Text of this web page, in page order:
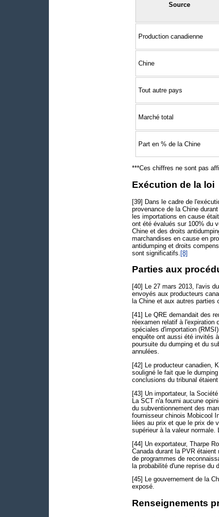
Source
Production canadienne
Chine
Tout autre pays
Marché total
Part en % de la Chine
***Ces chiffres ne sont pas
Exécution de la loi
[39] Dans le cadre de
provenance de la Chine
les importations en cause
ont été évalués sur 100% du
Chine et des droits
marchandises en cause en
antidumping et droits
sont significatifs. [8]
Parties aux
[40] Le 27 mars 2013, l'avis
envoyés aux producteurs
la Chine et aux autres parties
[41] Le QRE demandait des
réexamen relatif à l'expiration
spéciales d'importation
enquête ont aussi été invités
poursuite du dumping et du
annulées.
[42] Le producteur canadien,
souligné le fait que le
conclusions du tribunal
[43] Un importateur, la
La SCT n'a fourni aucune
du subventionnement des
fournisseur chinois Mobicool
liées au prix et que le prix de
supérieur à la valeur
[44] Un exportateur, Tharpe
Canada durant la PVR
de programmes de
la probabilité d'une reprise du
[45] Le gouvernement de la
exposé.
Renseignements